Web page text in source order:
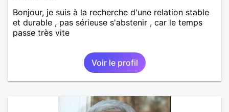
Bonjour, je suis à la recherche d'une relation stable
et durable , pas sérieuse s'abstenir , car le temps
passe très vite
Voir le profil